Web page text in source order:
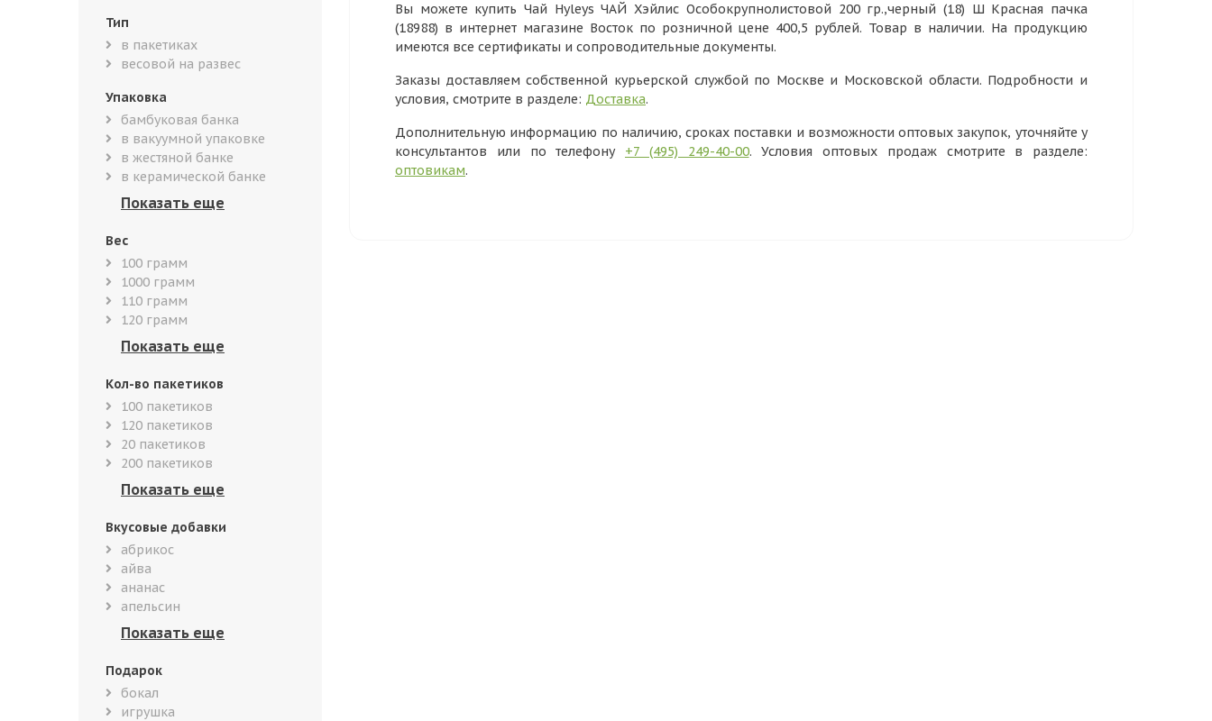
Тип
в пакетиках
весовой на развес
Упаковка
бамбуковая банка
в вакуумной упаковке
в жестяной банке
в керамической банке
Вес
100 грамм
1000 грамм
110 грамм
120 грамм
Кол-во пакетиков
100 пакетиков
120 пакетиков
20 пакетиков
200 пакетиков
Вкусовые добавки
абрикос
айва
ананас
апельсин
Подарок
бокал
игрушка
Вы можете купить Чай Hyleys ЧАЙ Хэйлис Особокрупнолистовой 200 гр.,черный (18) Ш Красная пачка
(18988) в интернет магазине Восток по розничной цене 400,5 рублей. Товар в наличии. На продукцию
имеются все сертификаты и сопроводительные документы.
Заказы доставляем собственной курьерской службой по Москве и Московской области. Подробности и
условия, смотрите в разделе: Доставка.
Дополнительную информацию по наличию, сроках поставки и возможности оптовых закупок, уточняйте у
консультантов или по телефону +7 (495) 249-40-00. Условия оптовых продаж смотрите в разделе:
оптовикам.